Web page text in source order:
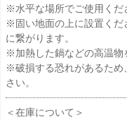
※水平な場所でご使用くだ
※固い地面の上に設置くだ
に繋がります。
※加熱した鍋などの高温物
※破損する恐れがあるため
さい。
＜在庫について＞